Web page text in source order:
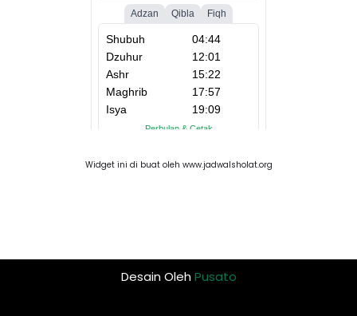
Widget ini di buat oleh www.jadwalsholat.org
Desain OlehPusato